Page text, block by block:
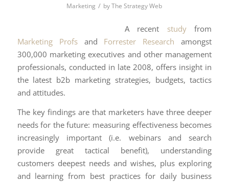
Marketing / byThe Strategy Web
A recent studyfrom
Marketing Profsand Forrester Research amongst
300,000 marketing executives and other management
professionals, conducted in late 2008, offers insight in
the latest b2b marketing strategies, budgets, tactics
and attitudes.
The key findings are that marketers have three deeper
needs for the future: measuring effectiveness becomes
increasingly important (i.e. webinars and search
provide great tactical benefit), understanding
customers deepest needs and wishes, plus exploring
and learning from best practices for daily business